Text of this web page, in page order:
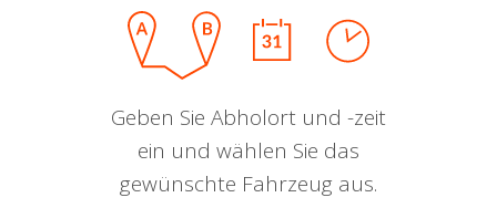
Geben Sie Abholort und -zeit
ein und wählen Sie das
gewünschte Fahrzeug aus.